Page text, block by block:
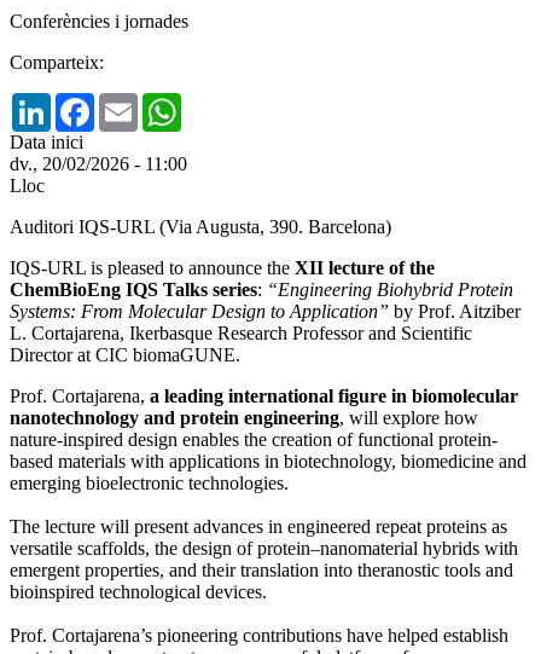
Conferències i jornades
Comparteix:
LinkedInFacebook
Email
Data inici
dv., 20/02/2026 - 11:00
Lloc
Auditori IQS-URL (Via Augusta, 390. Barcelona)
IQS-URL is pleased to announce the XII lecture of the
ChemBioEng IQS Talks series: “Engineering Biohybrid Protein
Systems: From Molecular Design to Application” by Prof. Aitziber
L. Cortajarena, Ikerbasque Research Professor and Scientific
Director at CIC biomaGUNE.
Prof. Cortajarena, a leading international figure in biomolecular
nanotechnology and protein engineering, will explore how
nature‑inspired design enables the creation of functional protein-
based materials with applications in biotechnology, biomedicine and
emerging bioelectronic technologies.
The lecture will present advances in engineered repeat proteins as
versatile scaffolds, the design of protein–nanomaterial hybrids with
emergent properties, and their translation into theranostic tools and
bioinspired technological devices.
Prof. Cortajarena’s pioneering contributions have helped establish